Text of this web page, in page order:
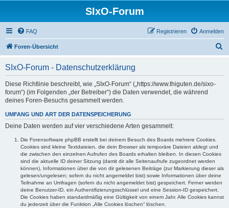
SIxO-Forum
FAQ Anmelden
Registrieren
Foren-Übersicht
SIxO-Forum - Datenschutzerklärung
Diese Richtlinie beschreibt, wie „SIxO-Forum“ („https://www.thiguten.de/sixo-
forum“) (im Folgenden „der Betreiber“) die Daten verwendet, die während
deines Foren-Besuchs gesammelt werden.
UMFANG UND ART DER DATENSPEICHERUNG
Deine Daten werden auf vier verschiedene Arten gesammelt:
Die Forensoftware phpBB erstellt bei deinem Besuch des Boards mehrere Cookies.
Cookies sind kleine Textdateien, die dein Browser als temporäre Dateien ablegt und
die zwischen den einzelnen Aufrufen des Boards erhalten bleiben. In diesen Cookies
sind die aktuelle ID deiner Sitzung (damit dir alle Seitenaufrufe zugeordnet werden
können), Informationen über die von dir gelesenen Beiträge (zur Markierung dieser als
gelesen/ungelesen; sofern du nicht angemeldet bist) sowie Informationen über deine
Teilnahme an Umfragen (sofern du nicht angemeldet bist) gespeichert. Ferner werden
deine Benutzer-ID, ein Authentifizierungsschlüssel und eine Session-ID gespeichert.
Die Cookies haben standardmäßig eine Gültigkeit von einem Jahr. Alle Cookies kannst
du jederzeit über die Funktion „Alle Cookies löschen“ löschen.